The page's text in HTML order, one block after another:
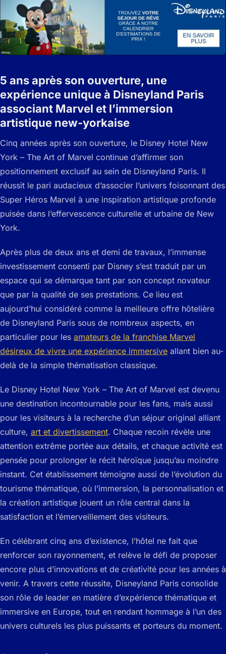
5 ans après son ouverture, une
expérience unique à Disneyland Paris
associant Marvel et l’immersion
artistique new-yorkaise
Cinq années après son ouverture, le Disney Hotel New
York – The Art of Marvel continue d’affirmer son
positionnement exclusif au sein de Disneyland Paris. Il
réussit le pari audacieux d’associer l’univers foisonnant des
Super Héros Marvel à une inspiration artistique profonde
puisée dans l’effervescence culturelle et urbaine de New
York.
Après plus de deux ans et demi de travaux, l’immense
investissement consenti par Disney s’est traduit par un
espace qui se démarque tant par son concept novateur
que par la qualité de ses prestations. Ce lieu est
aujourd’hui considéré comme la meilleure offre hôtelière
de Disneyland Paris sous de nombreux aspects, en
particulier pour les amateurs de la franchise Marvel
désireux de vivre une expérience immersive allant bien au-
delà de la simple thématisation classique.
Le Disney Hotel New York – The Art of Marvel est devenu
une destination incontournable pour les fans, mais aussi
pour les visiteurs à la recherche d’un séjour original alliant
culture, art et divertissement. Chaque recoin révèle une
attention extrême portée aux détails, et chaque activité est
pensée pour prolonger le récit héroïque jusqu’au moindre
instant. Cet établissement témoigne aussi de l’évolution du
tourisme thématique, où l’immersion, la personnalisation et
la création artistique jouent un rôle central dans la
satisfaction et l’émerveillement des visiteurs.
En célébrant cinq ans d’existence, l’hôtel ne fait que
renforcer son rayonnement, et relève le défi de proposer
encore plus d’innovations et de créativité pour les années à
venir. A travers cette réussite, Disneyland Paris consolide
son rôle de leader en matière d’expérience thématique et
immersive en Europe, tout en rendant hommage à l’un des
univers culturels les plus puissants et porteurs du moment.